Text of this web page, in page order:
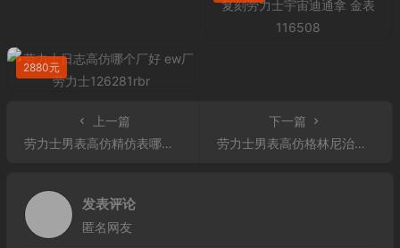
2880元
上一篇
劳力士男表高仿精仿表哪里买？劳力士男表高仿绿面日志顶级复刻GM厂 904L精钢表带
下一篇
劳力士男表高仿格林尼治型II黑陶瓷圈黑面男表116710LN-0001 GM厂rolex格林尼治型904L精钢40mm
发表评论
匿名网友